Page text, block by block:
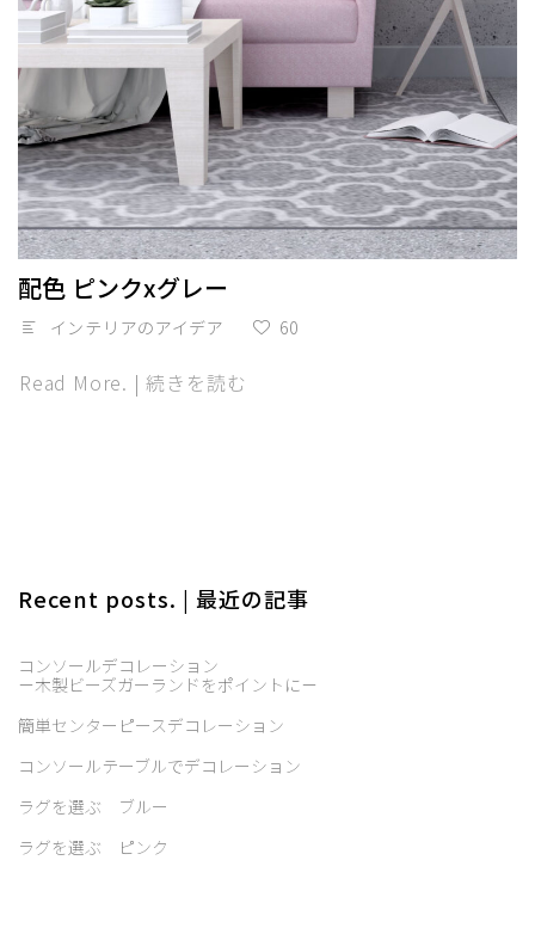
配色 ピンクxグレー
インテリアのアイデア 60
Read More. | 続きを読む
Recent posts. | 最近の記事
コンソールデコレーション
－木製ビーズガーランドをポイントに－
簡単センターピースデコレーション
コンソールテーブルでデコレーション
ラグを選ぶ ブルー
ラグを選ぶ ピンク